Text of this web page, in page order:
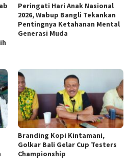
Peringati Hari Anak Nasional
2026, Wabup Bangli Tekankan
Pentingnya Ketahanan Mental
Generasi Muda
Branding Kopi Kintamani,
Golkar Bali Gelar Cup Testers
Championship